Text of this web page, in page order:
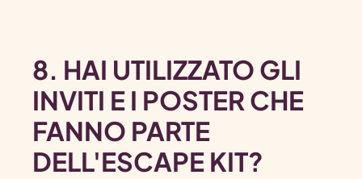
8. HAI UTILIZZATO GLI
INVITI E I POSTER CHE
FANNO PARTE
DELL'ESCAPE KIT?